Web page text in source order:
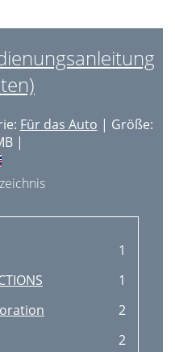
Für das Auto | Größe:
|
1
1
2
2